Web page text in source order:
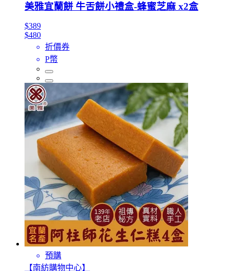
美雅宜蘭餅 牛舌餅小禮盒-蜂蜜芝麻 x2盒
$389
$480
折價券
P幣
預購
【南紡購物中心】